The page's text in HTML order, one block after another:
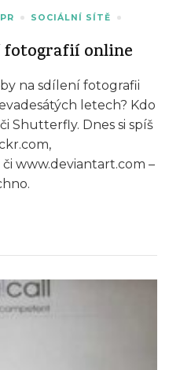
SOCIÁLNÍ SÍTĚ
online
na sdílení fotografii
letech? Kdo
Shutterfly. Dnes si spíš
www.deviantart.com –